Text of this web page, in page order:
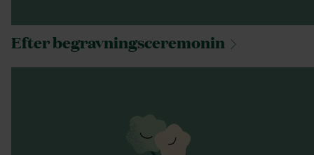
Efterbegravningsceremonin